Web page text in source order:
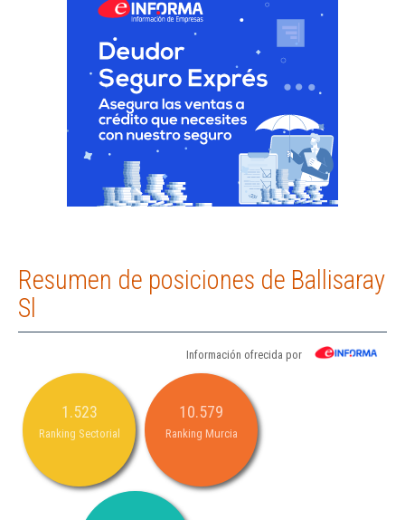
Resumen de posiciones de Ballisaray
Sl
Información ofrecida por
1.523
Ranking Sectorial
10.579
Ranking Murcia